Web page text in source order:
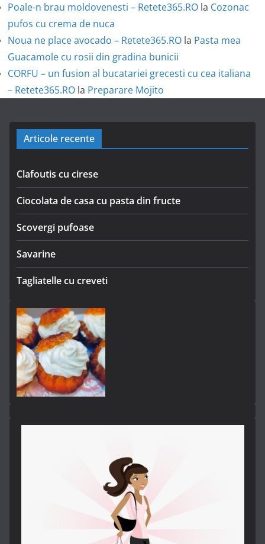
Poale-n brau moldovenesti – Retete365.RO la Cozonac
pufos cu crema de nuca
Noua ne place avocado – Retete365.RO la Pasta mea
Guacamole cu rosii din gradina bunicii
CORFU – un fusion al bucatariei grecesti cu cea italiana
– Retete365.RO la Preparare Mojito
Articole recente
Clafoutis cu cirese
Ciocolata de casa cu pasta din fructe
Scovergi pufoase
Savarine
Tagliatelle cu creveti